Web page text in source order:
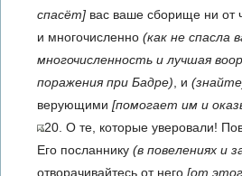
спасёт] вас ваше сборище ни от
и многочисленно (как не спасла
многочисленность и лучшая
поражения при Бадре) , и
верующими [помогает им и
20. О те, которые уверовали!
Его посланнику (в повелениях и
отворачивайтесь от него [от